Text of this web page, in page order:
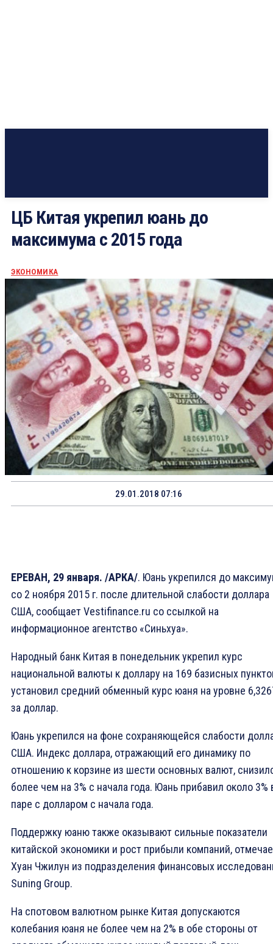
ЦБ Китая укрепил юань до
максимума с 2015 года
ЭКОНОМИКА
29.01.2018 07:16
ЕРЕВАН, 29 января. /АРКА/. Юань укрепился до
со 2 ноября 2015 г. после длительной слабости доллара
США, сообщает Vestifinance.ru со ссылкой на
информационное агентство «Синьхуа».
Народный банк Китая в понедельник укрепил курс
национальной валюты к доллару на 169 базисных
установил средний обменный курс юаня на уровне
за доллар.
Юань укрепился на фоне сохраняющейся слабости
США. Индекс доллара, отражающий его динамику по
отношению к корзине из шести основных валют,
более чем на 3% с начала года. Юань прибавил около 3%
паре с долларом с начала года.
Поддержку юаню также оказывают сильные показатели
китайской экономики и рост прибыли компаний,
Хуан Чжилун из подразделения финансовых
Suning Group.
На спотовом валютном рынке Китая допускаются
колебания юаня не более чем на 2% в обе стороны от